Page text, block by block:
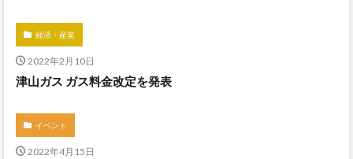
経済・産業
2022年2月10日
津山ガス ガス料金改定を発表
イベント
2022年4月15日